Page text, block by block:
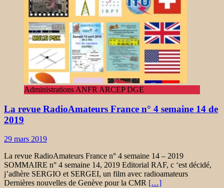
Administrations ANFR ARCEP DGE
La revue RadioAmateurs France n° 4 semaine 14 de
2019
29 mars 2019
La revue RadioAmateurs France n° 4 semaine 14 – 2019
SOMMAIRE n° 4 semaine 14, 2019 Editorial RAF, c ‘est décidé,
j’adhère SERGIO et SERGEI, un film avec radioamateurs
Dernières nouvelles de Genève pour la CMR […]